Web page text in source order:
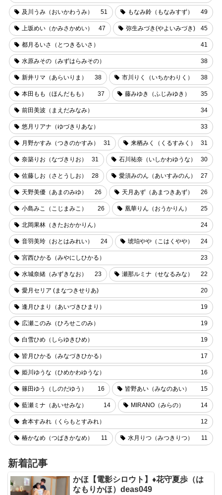
及川うみ（おいかわうみ） 51 もなみ鈴（もなみすず） 49
上坂めい（かみさかめい） 47 弥生みづき(やよいみづき) 45
都月るいさ（とつきるいさ） 41
水原みその（みずはらみその） 38
新井リマ（あらいりま） 38 市川りく（いちかわりく） 38
本田もも（ほんだもも） 37 藤みゆき（ふじみゆき） 35
前田美波（まえだみなみ） 34
悠月リアナ（ゆづきりあな） 33
月野かすみ（つきのかすみ） 31 来栖みく（くるすみく） 31
奈築りお（なづきりお） 31 石川祐奈（いしかわゆうな） 30
佐藤しお（さとうしお） 28 愛須みのん（あいすみのん） 27
天野美優（あまのみゆ） 26 天月あず（あまつきあず） 26
小島みこ（こじまみこ） 26 凰華りん（おうかりん） 25
北岡果林（きたおかかりん） 24
音羽美玲（おとはみれい） 24 琥珀やや（こはくやや） 24
宮西ひかる（みやにしひかる） 23
水城奈緒（みずきなお） 23 瀬那ルミナ（せなるみな） 22
愛月セリア (まなつきせりあ) 20
逢月ひまり（あいづきひまり） 19
広瀬このみ（ひろせこのみ） 19
白雪ひめ（しらゆきひめ） 19
皆月ひかる（みなづきひかる） 17
姫川ゆうな（ひめかわゆうな） 16
篠田ゆう（しのだゆう） 16 皆野あい（みなのあい） 15
藍瀬ミナ（あいせみな） 14 MIRANO（みらの） 14
倉本すみれ（くらもとすみれ） 12
椿かなめ（つばきかなめ） 11 水月りつ（みつきりつ） 11
新着記事
かほ【電影シロウト】♦花守夏歩（は
なもりかほ）deas049